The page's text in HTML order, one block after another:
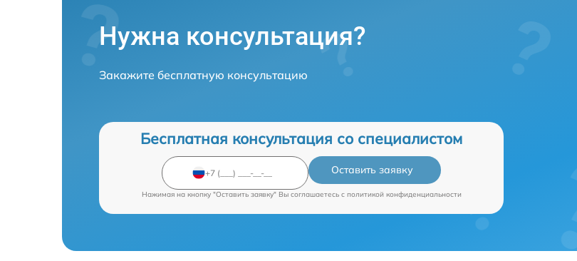
Нужна консультация?
Закажите бесплатную консультацию
Бесплатная консультация со специалистом
Оставить заявку
Нажимая на кнопку "Оставить заявку" Вы соглашаетесь c политикой конфиденциальности